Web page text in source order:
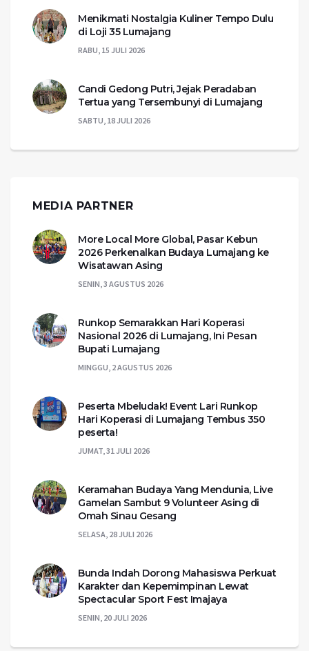
Menikmati Nostalgia Kuliner Tempo Dulu
di Loji 35 Lumajang
RABU, 15 JULI 2026
Candi Gedong Putri, Jejak Peradaban
Tertua yang Tersembunyi di Lumajang
SABTU, 18 JULI 2026
MEDIA PARTNER
More Local More Global, Pasar Kebun
2026 Perkenalkan Budaya Lumajang ke
Wisatawan Asing
SENIN, 3 AGUSTUS 2026
Runkop Semarakkan Hari Koperasi
Nasional 2026 di Lumajang, Ini Pesan
Bupati Lumajang
MINGGU, 2 AGUSTUS 2026
Peserta Mbeludak! Event Lari Runkop
Hari Koperasi di Lumajang Tembus 350
peserta!
JUMAT, 31 JULI 2026
Keramahan Budaya Yang Mendunia, Live
Gamelan Sambut 9 Volunteer Asing di
Omah Sinau Gesang
SELASA, 28 JULI 2026
Bunda Indah Dorong Mahasiswa Perkuat
Karakter dan Kepemimpinan Lewat
Spectacular Sport Fest Imajaya
SENIN, 20 JULI 2026